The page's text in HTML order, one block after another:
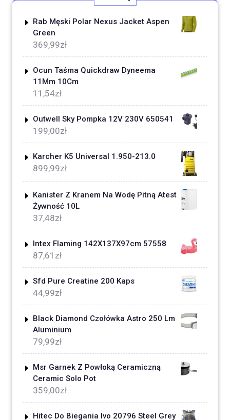
Rab Męski Polar Nexus Jacket Aspen
Green
369,99zł
Ocun Taśma Quickdraw Dyneema
11Mm 10Cm
11,54zł
Outwell Sky Pompka 12V 230V 650541
199,00zł
Karcher K5 Universal 1.950-213.0
899,99zł
Kanister Z Kranem Na Wodę Pitną Atest
Żywność 10L
37,48zł
Intex Flaming 142X137X97cm 57558
87,61 zł
Sfd Pure Creatine 200 Kaps
44,99zł
Black Diamond Czołówka Astro 250 Lm
Aluminium
79,99zł
Msr Garnek Z Powłoką Ceramiczną
Ceramic Solo Pot
359,00zł
Hitec Do Biegania Ivo 20796 Steel Grey